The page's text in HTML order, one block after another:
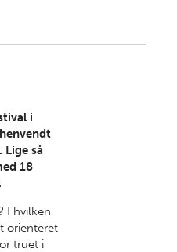
i
så
18
I hvilken
orienteret
truet i